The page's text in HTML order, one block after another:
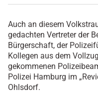
Auch an diesem
gedachten Vertreter der
Bürgerschaft, der
Kollegen aus dem
gekommenen
Polizei Hamburg im
Ohlsdorf.